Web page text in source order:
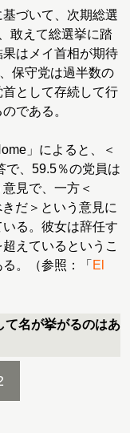
づいて、次期総選
敢えて総選挙に踏
はメイ首相が期待
保守党は過半数の
として存続して行
である。
」によると、＜
で、59.5％の党員は
見で、一方＜
だ＞という意見に
る。彼女は辞任す
えているというこ
。（参照：「 El
て名が挙がるのはあ